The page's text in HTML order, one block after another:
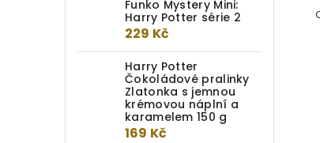
Funko Mystery Mini:
Harry Potter série 2
229 Kč
Harry Potter
Čokoládové pralinky
Zlatonka s jemnou
krémovou náplní a
karamelem 150 g
169 Kč
Autentická filmová replika hůlky
Henrietty Fisherové. Ručně